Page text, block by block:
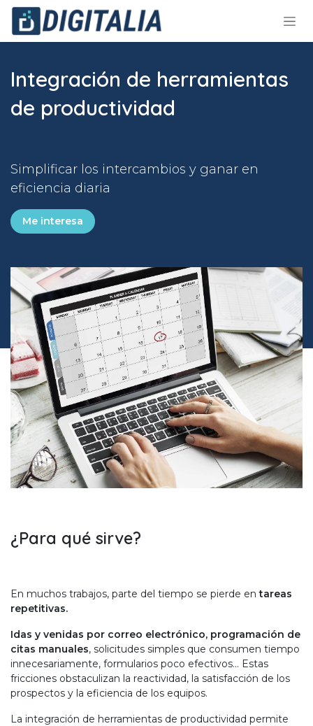
Ir al contenido
Integración de herramientas
de productividad
Simplificar los intercambios y ganar en
eficiencia diaria
Me interesa
¿Para qué sirve?
En muchos trabajos, parte del tiempo se pierde entareas
repetitivas.
Idas y venidas por correo electrónico, programación de
citas manuales, solicitudes simples que consumen tiempo
innecesariamente, formularios poco efectivos… Estas
fricciones obstaculizan la reactividad, la satisfacción de los
prospectos y la eficiencia de los equipos.
La integración de herramientas de productividad permite